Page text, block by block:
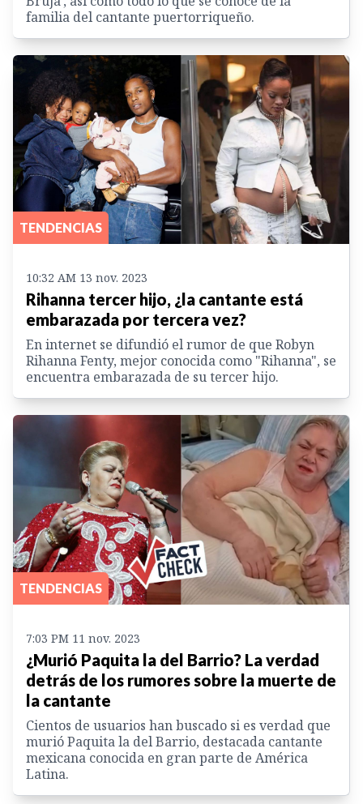
familia del cantante puertorriqueño.
TENDENCIAS
10:32 AM 13 nov. 2023
Rihanna tercer hijo, ¿la cantante está
embarazada por tercera vez?
En internet se difundió el rumor de que Robyn
Rihanna Fenty, mejor conocida como "Rihanna", se
encuentra embarazada de su tercer hijo.
TENDENCIAS
7:03 PM 11 nov. 2023
¿Murió Paquita la del Barrio? La verdad
detrás de los rumores sobre la muerte de
la cantante
Cientos de usuarios han buscado si es verdad que
murió Paquita la del Barrio, destacada cantante
mexicana conocida en gran parte de América
Latina.